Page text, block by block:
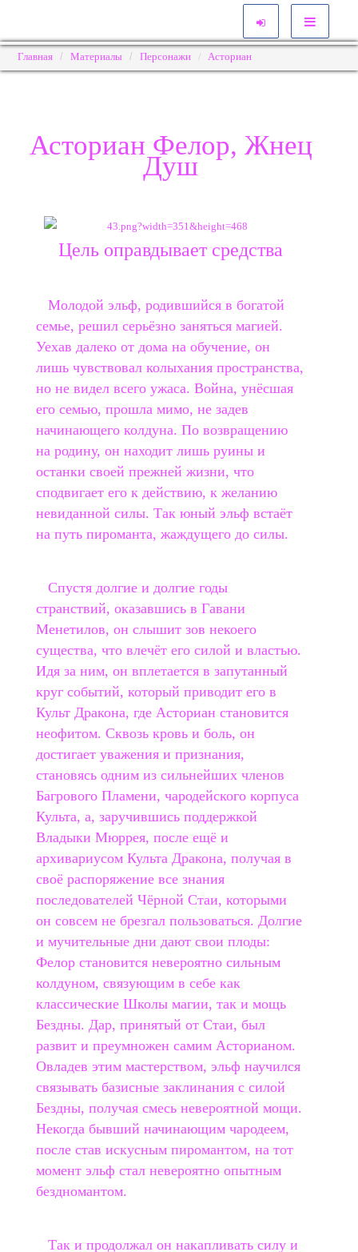
Главная Материалы Персонажи Асториан
Асториан Фелор, Жнец
Душ
Цель оправдывает средства
Молодой эльф, родившийся в богатой
семье, решил серьёзно заняться магией.
Уехав далеко от дома на обучение, он
лишь чувствовал колыхания пространства,
но не видел всего ужаса. Война, унёсшая
его семью, прошла мимо, не задев
начинающего колдуна. По возвращению
на родину, он находит лишь руины и
останки своей прежней жизни, что
сподвигает его к действию, к желанию
невиданной силы. Так юный эльф встаёт
на путь пироманта, жаждущего до силы.
Спустя долгие и долгие годы
странствий, оказавшись в Гавани
Менетилов, он слышит зов некоего
существа, что влечёт его силой и властью.
Идя за ним, он вплетается в запутанный
круг событий, который приводит его в
Культ Дракона, где Асториан становится
неофитом. Сквозь кровь и боль, он
достигает уважения и признания,
становясь одним из сильнейших членов
Багрового Пламени, чародейского корпуса
Культа, а, заручившись поддержкой
Владыки Мюррея, после ещё и
архивариусом Культа Дракона, получая в
своё распоряжение все знания
последователей Чёрной Стаи, которыми
он совсем не брезгал пользоваться. Долгие
и мучительные дни дают свои плоды:
Фелор становится невероятно сильным
колдуном, связующим в себе как
классические Школы магии, так и мощь
Бездны. Дар, принятый от Стаи, был
развит и преумножен самим Асторианом.
Овладев этим мастерством, эльф научился
связывать базисные заклинания с силой
Бездны, получая смесь невероятной мощи.
Некогда бывший начинающим чародеем,
после став искусным пиромантом, на тот
момент эльф стал невероятно опытным
бездномантом.
Так и продолжал он накапливать силу и